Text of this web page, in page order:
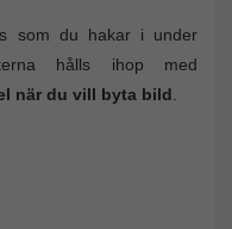
som du hakar i under
hålls ihop med
när du vill byta bild